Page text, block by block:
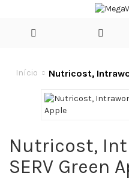
Início Nutricost,
Nutricost,
SERV Green